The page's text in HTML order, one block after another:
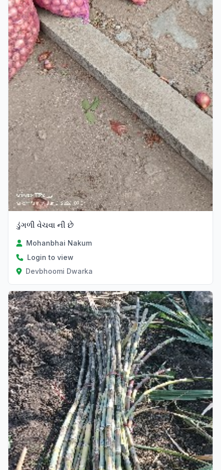
ડુંગળી વેચવા ની છે
Mohanbhai Nakum
Login to view
Devbhoomi Dwarka